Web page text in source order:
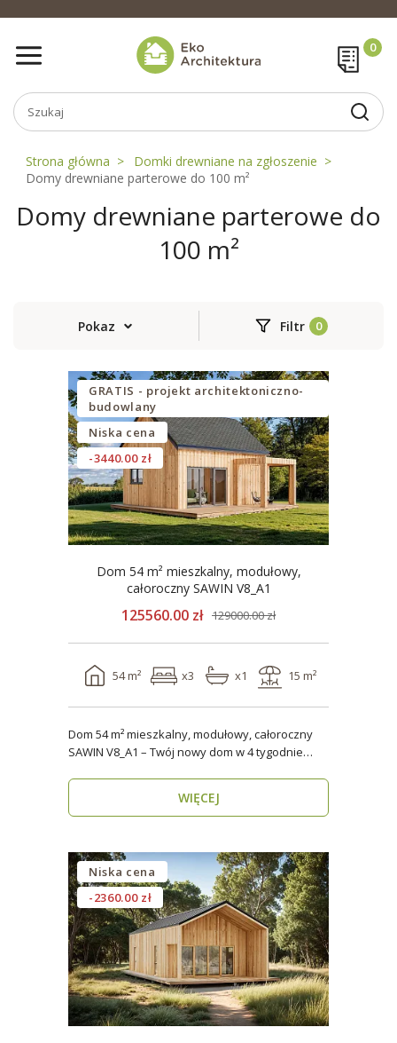
Strona główna
Domki drewniane na zgłoszenie
Domy drewniane parterowe do 100 m²
Domy drewniane parterowe do
100 m²
Pokaz Filtr
GRATIS - projekt architektoniczno-
budowlany
Niska cena
-3440.00 zł
Dom 54 m² mieszkalny, modułowy,
całoroczny SAWIN V8_A1
125560.00 zł 129000.00 zł
54 m² x3 x1 15 m²
Dom 54 m² mieszkalny, modułowy, całoroczny
SAWIN V8_A1 – Twój nowy dom w 4 tygodnie
WIĘCEJ
Niska cena
-2360.00 zł